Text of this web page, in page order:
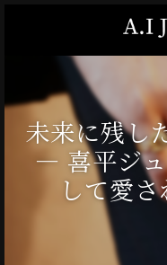
未来に残し
― 喜平ジュ
して愛